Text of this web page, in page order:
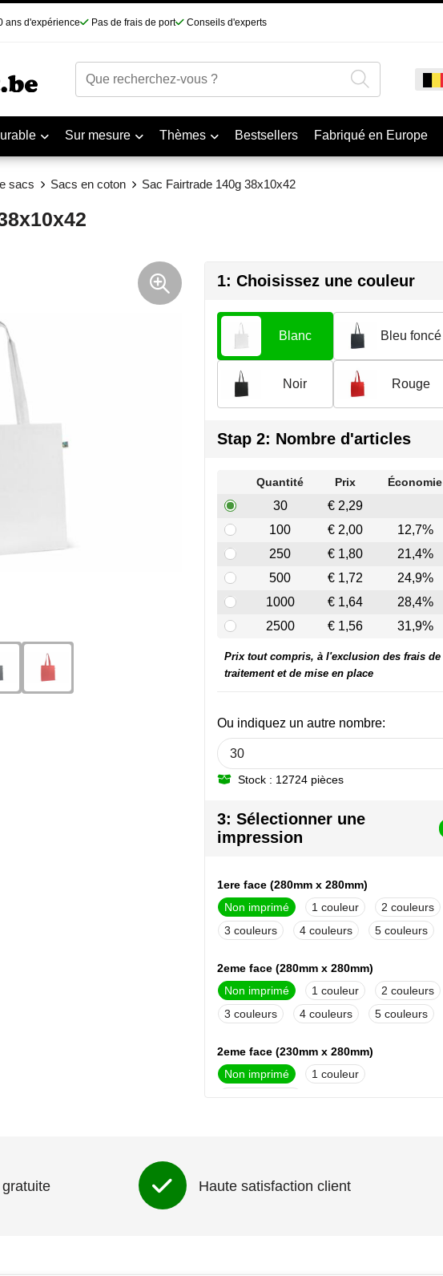
ans d'expérience Pas de frais de port Conseils d'experts
Sur mesure Thèmes Bestsellers Fabriqué en Europe
sacs Sacs en coton Sac Fairtrade 140g 38x10x42
1: Choisissez une couleur
Blanc Bleu foncé
Noir Rouge
Stap 2: Nombre d'articles
Quantité Prix Économie
30
€ 2,29
100
€ 2,00
12,7%
250
€ 1,80
21,4%
500
€ 1,72
24,9%
1000
€ 1,64
28,4%
2500
€ 1,56 31,9%
Ou indiquez un autre nombre:
Stock : 12724 pièces
Prix tout compris, à l'exclusion des frais de
traitement et de mise en place
3: Sélectionner une
impression
1ere face (280mm x 280mm)
Non imprimé
1
2
3
4 5
2eme face (280mm x 280mm)
Non imprimé
1
2
3
4 5
2eme face (230mm x 280mm)
Non imprimé
1
3
4
Haute satisfaction client